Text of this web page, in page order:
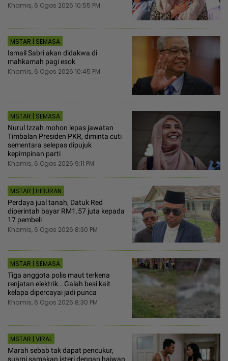
Khamis, 6 Ogos 2026 10:55 PM
MSTAR | SEMASA
Ismail Sabri akan didakwa di
mahkamah pagi esok
Khamis, 6 Ogos 2026 10:45 PM
MSTAR | SEMASA
Nurul Izzah mohon lepas jawatan
Timbalan Presiden PKR, diminta cuti
sementara selepas dipujuk
kepimpinan parti
Khamis, 6 Ogos 2026 9:11 PM
MSTAR | HIBURAN
Perdaya jual tanah, Datuk Red
diperintah bayar RM1.57 juta kepada
17 pembeli
Khamis, 6 Ogos 2026 8:30 PM
MSTAR | SEMASA
Tiga anggota polis maut terkena
renjatan elektrik… Galah besi kait
kelapa dipercayai jadi punca
Khamis, 6 Ogos 2026 8:30 PM
MSTAR | VIRAL
Marah sebab tak dapat pencukur,
suami samakan isteri dengan haiwan